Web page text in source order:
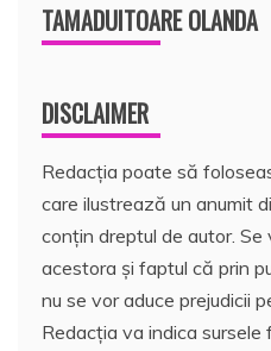
TAMADUITOARE OLANDA
DISCLAIMER
Redacția poate să
care ilustrează un anumit
conțin dreptul de autor.
acestora și faptul că prin
nu se vor aduce prejudicii
Redacția va indica sursele